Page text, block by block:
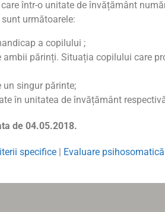
într-o unitate de învățământ
următoarele:
a copilului ;
părinți. Situația copilului care
un singur părinte;
în unitatea de învățământ
de 04.05.2018.
specifice | Evaluare psihosomatică